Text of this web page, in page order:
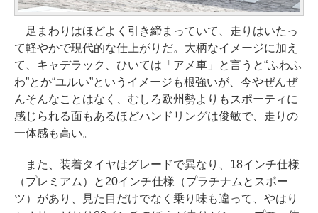
足まわりはほどよく引き締まっていて、走りはいたっ
て軽やかで現代的な仕上がりだ。大柄なイメージに加え
て、キャデラック、ひいては「アメ車」と言うと“ふわふ
わ”とか“ユルい”というイメージも根強いが、今やぜんぜ
んそんなことはなく、むしろ欧州勢よりもスポーティに
感じられる面もあるほどハンドリングは俊敏で、走りの
一体感も高い。
また、装着タイヤはグレードで異なり、18インチ仕様
（プレミアム）と20インチ仕様（プラチナムとスポー
ツ）があり、見た目だけでなく乗り味も違って、やはり